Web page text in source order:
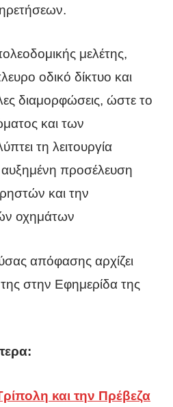
μελέτης,
οδικό δίκτυο και
διαμορφώσεις, ώστε το
και των
τη λειτουργία
προσέλευση
και την
οχημάτων
απόφασης αρχίζει
στην Εφημερίδα της
και την Πρέβεζα